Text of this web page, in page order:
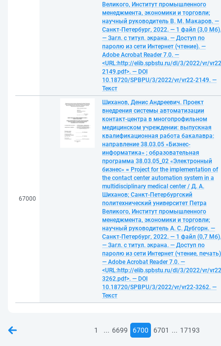
Великого, Институт промышленного
менеджмента, экономики и торговли;
научный руководитель В. М. Макаров. —
Санкт-Петербург, 2022. — 1 файл (3,0 Мб).
— Загл. с титул. экрана. — Доступ по
паролю из сети Интернет (чтение). —
Adobe Acrobat Reader 7.0. —
<URL:http://elib.spbstu.ru/dl/3/2022/vr/
2149.pdf>. — DOI
10.18720/SPBPU/3/2022/vr/vr22-2149. —
Текст
67000
Шиханов, Денис Андреевич. Проект
внедрения системы автоматизации
контакт-центра в многопрофильном
медицинском учреждении: выпускная
квалификационная работа бакалавра:
направление 38.03.05 «Бизнес-
информатика» ; образовательная
программа 38.03.05_02 «Электронный
бизнес» = Project for the implementation of
the contact center automation system in a
multidisciplinary medical center / Д. А.
Шиханов; Санкт-Петербургский
политехнический университет Петра
Великого, Институт промышленного
менеджмента, экономики и торговли;
научный руководитель А. С. Дубгорн. —
Санкт-Петербург, 2022. — 1 файл (0,7 Мб).
— Загл. с титул. экрана. — Доступ по
паролю из сети Интернет (чтение,
— Adobe Acrobat Reader 7.0. —
<URL:http://elib.spbstu.ru/dl/3/2022/vr/
3262.pdf>. — DOI
10.18720/SPBPU/3/2022/vr/vr22-3262. —
Текст
1 ... 6699 6700 6701 ... 17193